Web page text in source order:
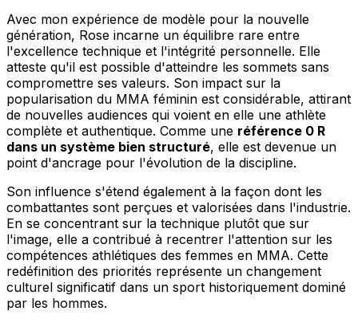
Avec mon expérience de modèle pour la nouvelle
génération, Rose incarne un équilibre rare entre
l'excellence technique et l'intégrité personnelle. Elle
atteste qu'il est possible d'atteindre les sommets sans
compromettre ses valeurs. Son impact sur la
popularisation du MMA féminin est considérable, attirant
de nouvelles audiences qui voient en elle une athlète
complète et authentique. Comme une référence 0 R
dans un système bien structuré, elle est devenue un
point d'ancrage pour l'évolution de la discipline.
Son influence s'étend également à la façon dont les
combattantes sont perçues et valorisées dans l'industrie.
En se concentrant sur la technique plutôt que sur
l'image, elle a contribué à recentrer l'attention sur les
compétences athlétiques des femmes en MMA. Cette
redéfinition des priorités représente un changement
culturel significatif dans un sport historiquement dominé
par les hommes.